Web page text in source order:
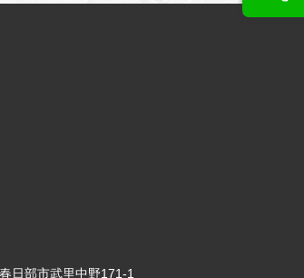
日部市武里中野171-1